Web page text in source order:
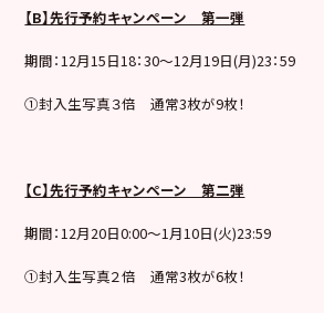
【B】先行予約キャンペーン 第一弾
期間：12月15日18：30～12月19日(月)23：59
①封入生写真３倍 通常3枚が9枚！
【C】先行予約キャンペーン 第二弾
期間：12月20日0:00～1月10日(火)23:59
①封入生写真２倍 通常3枚が6枚！